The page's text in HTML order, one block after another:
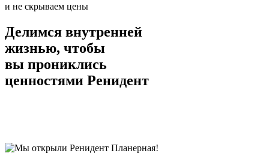
и не скрываем цены
Делимся внутренней
жизнью, чтобы
вы прониклись
ценностями Ренидент